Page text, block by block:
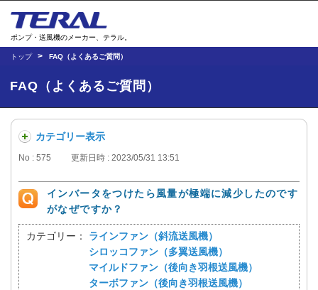
ポンプ・送風機のメーカー、テラル。
トップ FAQ（よくあるご質問）
FAQ（よくあるご質問）
カテゴリー表示
No : 575 更新日時 : 2023/05/31 13:51
インバータをつけたら風量が極端に減少したのです
がなぜですか？
カテゴリー：
ラインファン（斜流送風機）
シロッコファン（多翼送風機）
マイルドファン（後向き羽根送風機）
ターボファン（後向き羽根送風機）